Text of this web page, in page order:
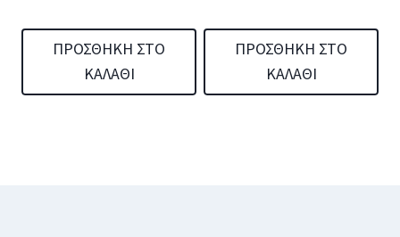
10,50 €.είναι:
9,50 €.
ΠΡΟΣΘΉΚΗ ΣΤΟ
ΚΑΛΆΘΙ
was:
14,00 €.
τιμή
είναι:
ΠΡΟΣΘΉΚΗ ΣΤΟ
ΚΑΛΆΘΙ